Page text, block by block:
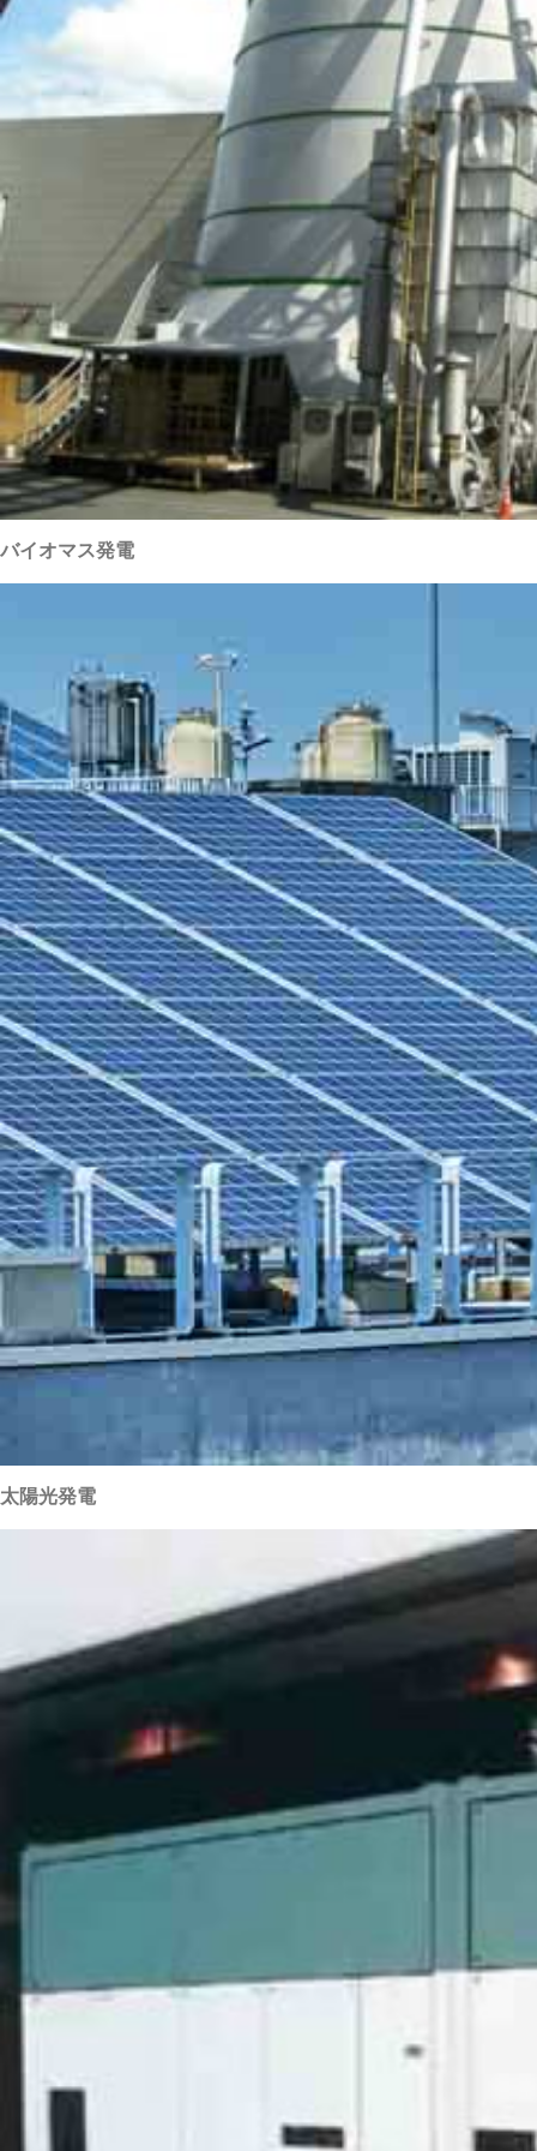
バイオマス発電
太陽光発電